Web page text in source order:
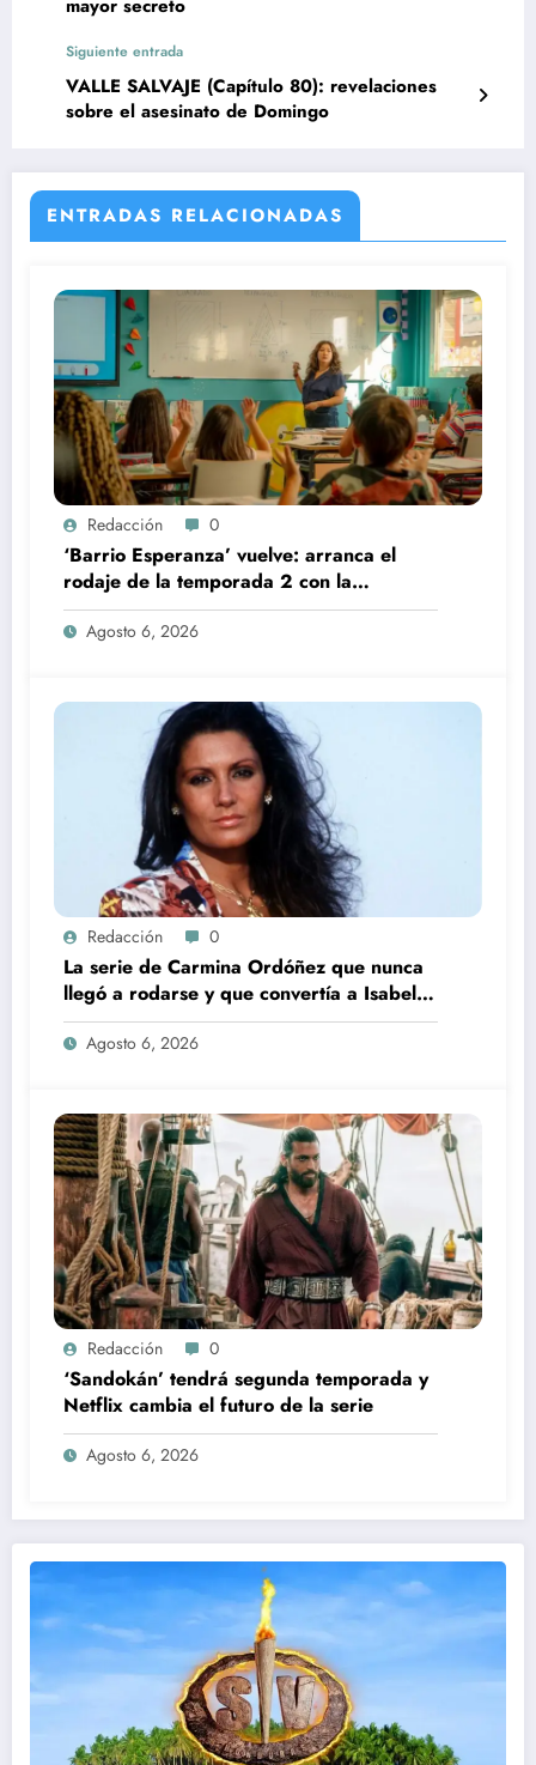
mayor secreto
Siguiente entrada
VALLE SALVAJE (Capítulo 80): revelaciones
sobre el asesinato de Domingo
ENTRADAS RELACIONADAS
Redacción 0
‘Barrio Esperanza’ vuelve: arranca el
rodaje de la temporada 2 con la
incorporación de María Castro
Agosto 6, 2026
Redacción 0
La serie de Carmina Ordóñez que nunca
llegó a rodarse y que convertía a Isabel
Pantoja en la gran antagonista
Agosto 6, 2026
Redacción 0
‘Sandokán’ tendrá segunda temporada y
Netflix cambia el futuro de la serie
Agosto 6, 2026